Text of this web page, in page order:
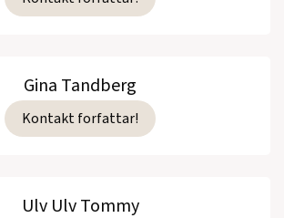
Gina Tandberg
Kontakt forfattar!
Ulv Ulv Tommy